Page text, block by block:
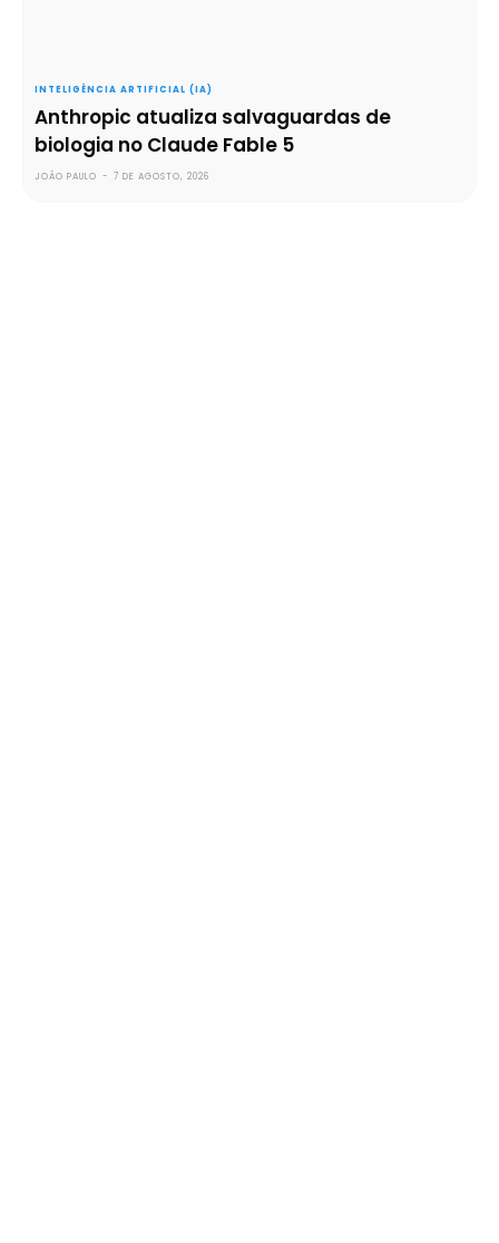
INTELIGÊNCIA ARTIFICIAL (IA)
Anthropic atualiza salvaguardas de
biologia no Claude Fable 5
JOÃO PAULO - 7 DE AGOSTO, 2026